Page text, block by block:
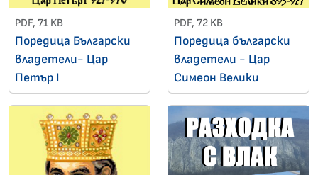
PDF, 71 KB
Поредица Български
владетели- Цар
Петър I
PDF, 72 KB
Поредица български
владетели - Цар
Симеон Велики